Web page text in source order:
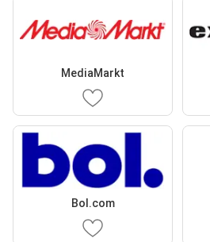
MediaMarkt
Bol.com